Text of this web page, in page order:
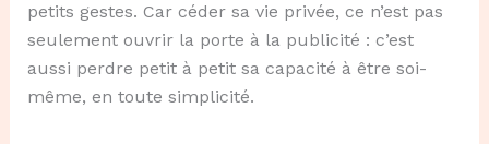
petits gestes. Car céder sa vie privée, ce n’est pas
seulement ouvrir la porte à la publicité : c’est
aussi perdre petit à petit sa capacité à être soi-
même, en toute simplicité.